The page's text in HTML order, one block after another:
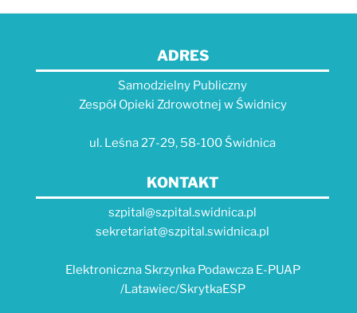
ADRES
Samodzielny Publiczny
Zespół Opieki Zdrowotnej w Świdnicy
ul. Leśna 27-29, 58-100 Świdnica
KONTAKT
szpital@szpital.swidnica.pl
sekretariat@szpital.swidnica.pl
Elektroniczna Skrzynka Podawcza E-PUAP
/Latawiec/SkrytkaESP